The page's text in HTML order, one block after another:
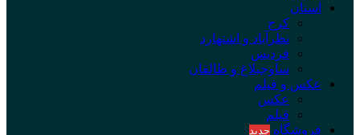
استان
کرج
نظرآباد و اشتهارد
فردیس
ساوجبلاغ و طالقان
عکس و فیلم
عکس
فیلم
فروشگاه جدید